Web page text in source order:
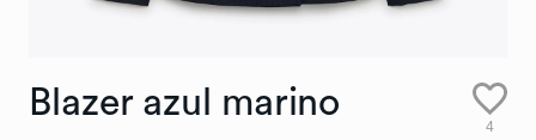
Blazer azul marino
4